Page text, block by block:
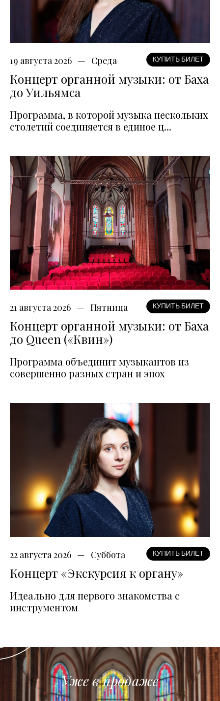
19 августа 2026 Среда КУПИТЬ БИЛЕТ
Концерт органной музыки: от Баха
до Уильямса
Программа, в которой музыка нескольких
столетий соединяется в единое ц...
21 августа 2026 Пятница КУПИТЬ БИЛЕТ
Концерт органной музыки: от Баха
до Queen («Квин»)
Программа объединит музыкантов из
совершенно разных стран и эпох
22 августа 2026 Суббота КУПИТЬ БИЛЕТ
Концерт «Экскурсия к органу»
Идеально для первого знакомства с
инструментом
Уже в продаже